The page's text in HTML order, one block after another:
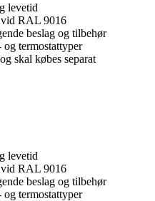
levetid
RAL 9016
beslag og tilbehør
termostattyper
skal købes separat
levetid
RAL 9016
beslag og tilbehør
termostattyper